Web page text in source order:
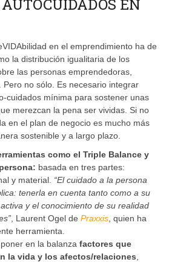
EN
en el emprendimiento ha de
la distribución igualitaria de los
las personas emprendedoras,
no sólo. Es necesario integrar
cuidados mínima para sostener unas
merezcan la pena ser vividas. Si no
en el plan de negocio es mucho más
sostenible y a largo plazo.
como el Triple Balance y
basada en tres partes:
y material. “El cuidado a la persona
tenerla en cuenta tanto como a su
y el conocimiento de su realidad
, Laurent Ogel de Praxxis , quien ha
herramienta.
en la balanza factores que
la vida y los afectos/relaciones